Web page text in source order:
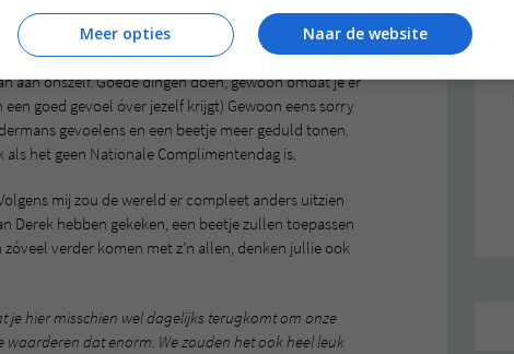
elkaar te glimlachen, elkaar vriendelijk gedag te
Maar we zouden wel een beetje van Derek
aan onszelf. Goede dingen doen, gewoon omdat je er
goed gevoel óver jezelf krijgt) Gewoon eens sorry
gevoelens en een beetje meer geduld tonen.
het geen Nationale Complimentendag is.
mij zou de wereld er compleet anders uitzien
Derek hebben gekeken, een beetje zullen toepassen
verder komen met z’n allen, denken jullie ook
je hier misschien wel dagelijks terugkomt om onze
waarderen dat enorm. We zouden het ook heel leuk
Naar de website
Meer opties